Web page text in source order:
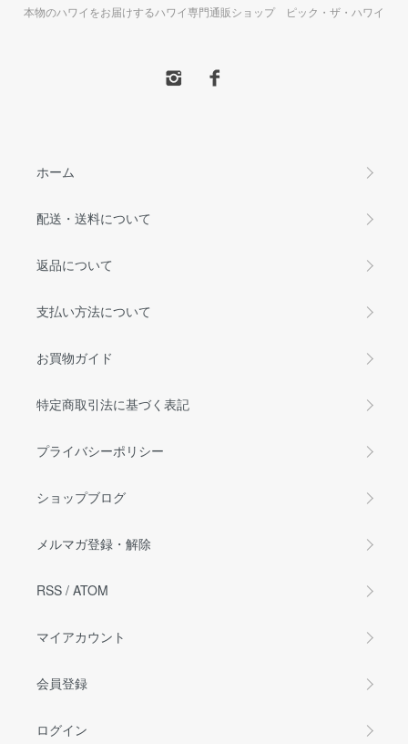
本物のハワイをお届けするハワイ専門通販ショップ ピック・ザ・ハワイ
ホーム
配送・送料について
返品について
支払い方法について
お買物ガイド
特定商取引法に基づく表記
プライバシーポリシー
ショップブログ
メルマガ登録・解除
RSS / ATOM
マイアカウント
会員登録
ログイン